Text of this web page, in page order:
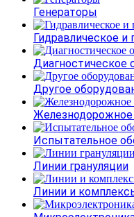
Генераторы
Гидравлическое
Диагностическое
Другое
Железнодорожное
Испытательное
Линии грануляции
Линии и